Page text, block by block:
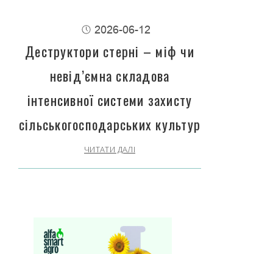
2026-06-12
Деструктори стерні – міф чи
невід’ємна складова
інтенсивної системи захисту
сільськогосподарських культур
ЧИТАТИ ДАЛІ